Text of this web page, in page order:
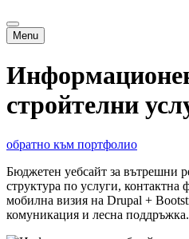
Menu
стройтелни
обратно към портфолио
Бюджетен уебсайт за вътрешни
структура по услуги, контактна
мобилна визия на Drupal +
комуникация и лесна поддръжка.